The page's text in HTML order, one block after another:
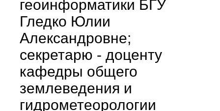
геоинформатики БГУ
Гледко Юлии
Александровне;
секретарю - доценту
кафедры общего
землеведения и
гидрометеорологии